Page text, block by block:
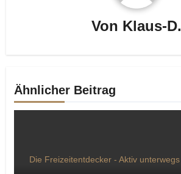
Von Klaus-D.
Ähnlicher Beitrag
Die Freizeitentdecker - Aktiv unterwegs